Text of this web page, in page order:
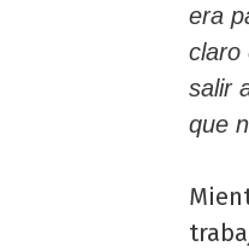
era
claro
salir
que